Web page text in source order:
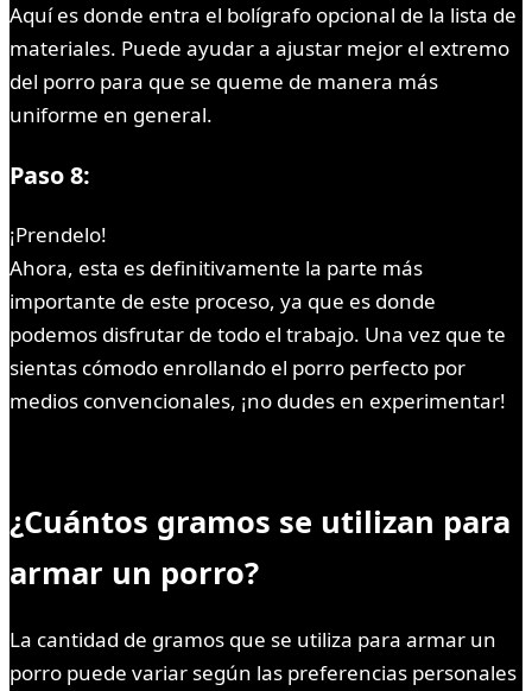
Aquí es donde entra el bolígrafo opcional de la lista de
materiales. Puede ayudar a ajustar mejor el extremo
del porro para que se queme de manera más
uniforme en general.
Paso 8:
¡Prendelo!
Ahora, esta es definitivamente la parte más
importante de este proceso, ya que es donde
podemos disfrutar de todo el trabajo. Una vez que te
sientas cómodo enrollando el porro perfecto por
medios convencionales, ¡no dudes en experimentar!
¿Cuántos gramos se utilizan para
armar un porro?
La cantidad de gramos que se utiliza para armar un
porro puede variar según las preferencias personales